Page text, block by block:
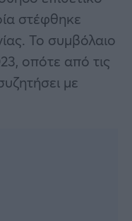
στέφθηκε
Το συμβόλαιο
οπότε από τις
με